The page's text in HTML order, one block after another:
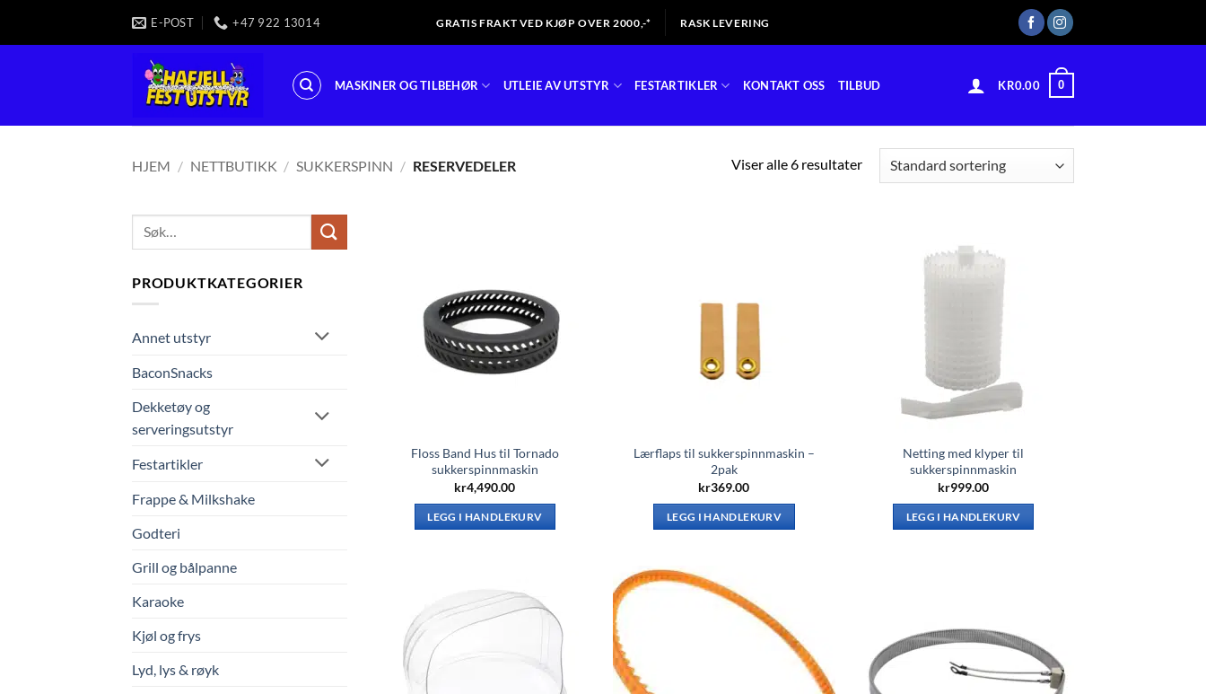
E-POST +47 922 13014 GRATIS FRAKT VED KJØP OVER 2000,-* RASK LEVERING
MASKINER OG TILBEHØR UTLEIE AV UTSTYR FESTARTIKLER KONTAKT OSS TILBUD KR0.00 0
HJEM / NETTBUTIKK / SUKKERSPINN / RESERVEDELER Viser alle 6 resultater
Søk
PRODUKTKATEGORIER
Annet utstyr
BaconSnacks
Dekketøy og
serveringsutstyr
Festartikler
Frappe & Milkshake
Godteri
Grill og bålpanne
Karaoke
Kjøl og frys
Lyd, lys & røyk
Floss Band Hus til Tornado
sukkerspinnmaskin
kr4,490.00
LEGG I HANDLEKURV
Lærflaps til sukkerspinnmaskin –
2pak
kr369.00
LEGG I HANDLEKURV
Netting med klyper til
sukkerspinnmaskin
kr999.00
LEGG I HANDLEKURV